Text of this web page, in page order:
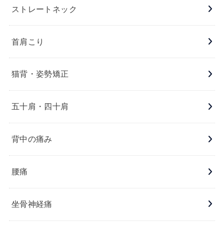
ストレートネック
首肩こり
猫背・姿勢矯正
五十肩・四十肩
背中の痛み
腰痛
坐骨神経痛